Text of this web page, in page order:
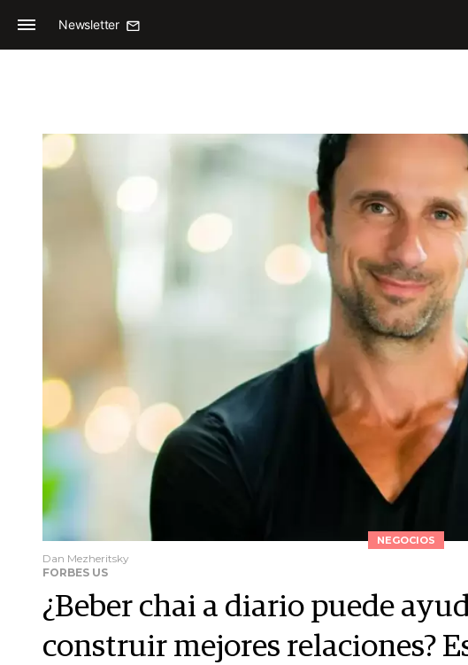
Newsletter
NEGOCIOS
Dan Mezheritsky
FORBES US
¿Beber chai a diario puede
construir mejores relaciones?